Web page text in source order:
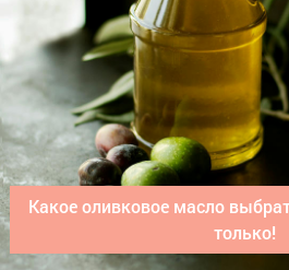
Какое оливковое масло
только!